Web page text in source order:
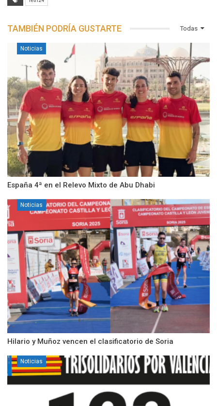
Todas
TAMBIÉN PODRÍA GUSTARTE
Noticias
España 4ª en el Relevo Mixto de Abu Dhabi
Noticias
Hilario y Muñoz vencen el clasificatorio de Soria
Noticias